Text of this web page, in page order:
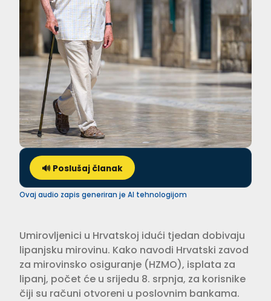
🔊 Poslušaj članak
Ovaj audio zapis generiran je AI tehnologijom
Umirovljenici u Hrvatskoj idući tjedan dobivaju
lipanjsku mirovinu. Kako navodi Hrvatski zavod
za mirovinsko osiguranje (HZMO), isplata za
lipanj, počet će u srijedu 8. srpnja, za korisnike
čiji su računi otvoreni u poslovnim bankama.